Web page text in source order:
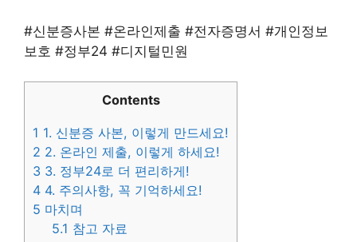
#신분증사본 #온라인제출 #전자증명서 #개인정보
보호 #정부24 #디지털민원
Contents
1 1. 신분증 사본, 이렇게 만드세요!
2 2. 온라인 제출, 이렇게 하세요!
3 3. 정부24로 더 편리하게!
4 4. 주의사항, 꼭 기억하세요!
5 마치며
5.1 참고 자료